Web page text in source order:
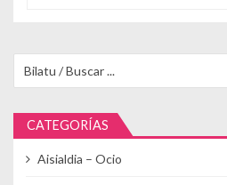
CATEGORÍAS
Aisialdia – Ocio